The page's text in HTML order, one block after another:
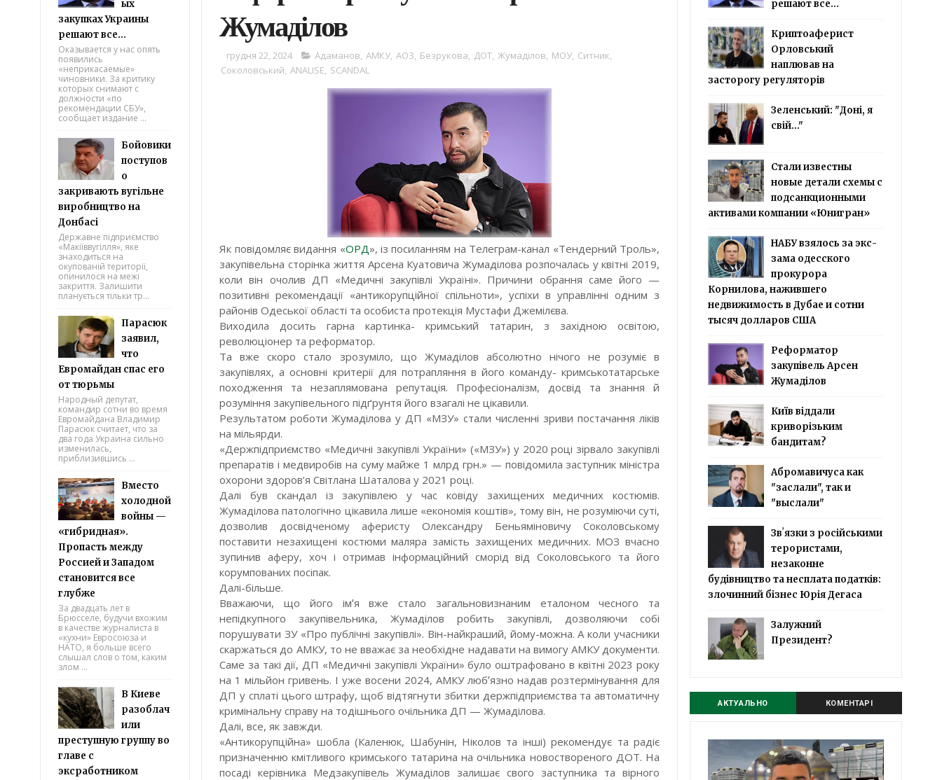
ых
закупках Украины
решают все...
Оказывается у нас опять
появились
«неприкасаемые»
чиновники. За критику
которых снимают с
должности «по
рекомендации СБУ»,
сообщает издание ...
Бойовики
поступов
о
закривають вугільне
виробництво на
Донбасі
Державне підприємство
«Макіїввугілля», яке
знаходиться на
окупованій території,
опинилося на межі
закриття. Залишити
планується тільки тр...
Парасюк
заявил,
что
Евромайдан спас его
от тюрьмы
Народный депутат,
командир сотни во время
Евромайдана Владимир
Парасюк считает, что за
два года Украина сильно
изменилась,
приблизившись ...
Вместо
холодной
войны —
«гибридная».
Пропасть между
Россией и Западом
становится все
глубже
За двадцать лет в
Брюсселе, будучи вхожим
в качестве журналиста в
«кухни» Евросоюза и
НАТО, я больше всего
слышал слов о том, каким
злом ...
В Киеве
разоблач
или
преступную группу во
главе с
эксработником
Жумаділов
грудня 22, 2024 Адаманов, АМКУ, АОЗ, Безрукова, ДОТ, Жумаділов, МОУ, Ситник,
Соколовський, ANALISE, SCANDAL
Як повідомляє видання «ОРД», із посиланням на Телеграм-канал «Тендерний Троль»,
закупівельна сторінка життя Арсена Куатовича Жумаділова розпочалась у квітні 2019,
коли він очолив ДП «Медичні закупівлі Україні». Причини обрання саме його —
позитивні рекомендації «антикорупційної спільноти», успіхи в управлінні одним з
районів Одеської області та особиста протекція Мустафи Джемілєва.
Виходила досить гарна картинка- кримський татарин, з західною освітою,
революціонер та реформатор.
Та вже скоро стало зрозуміло, що Жумаділов абсолютно нічого не розуміє в
закупівлях, а основні критерії для потрапляння в його команду- кримськотатарське
походження та незаплямована репутація. Професіоналізм, досвід та знання й
розуміння закупівельного підґрунтя його взагалі не цікавили.
Результатом роботи Жумаділова у ДП «МЗУ» стали численні зриви постачання ліків
на мільярди.
«Держпідприємство «Медичні закупівлі України» («МЗУ») у 2020 році зірвало закупівлі
препаратів і медвиробів на суму майже 1 млрд грн.» — повідомила заступник міністра
охорони здоров’я Світлана Шаталова у 2021 році.
Далі був скандал із закупівлею у час ковіду захищених медичних костюмів.
Жумаділова патологічно цікавила лише «економія коштів», тому він, не розуміючи суті,
дозволив досвідченому аферисту Олександру Беньяміновичу Соколовському
поставити незахищені костюми маляра замість захищених медичних. МОЗ вчасно
зупинив аферу, хоч і отримав інформаційний сморід від Соколовського та його
корумпованих посіпак.
Далі-більше.
Вважаючи, що його імʼя вже стало загальновизнаним еталоном чесного та
непідкупного закупівельника, Жумаділов робить закупівлі, дозволяючи собі
порушувати ЗУ «Про публічні закупівлі». Він-найкраший, йому-можна. А коли учасники
скаржаться до АМКУ, то не вважає за необхідне надавати на вимогу АМКУ документи.
Саме за такі дії, ДП «Медичні закупівлі України» було оштрафовано в квітні 2023 року
на 1 мільйон гривень. І уже восени 2024, АМКУ любʼязно надав розтермінування для
ДП у сплаті цього штрафу, щоб відтягнути збитки держпідприємства та автоматичну
кримінальну справу на тодішнього очільника ДП — Жумаділова.
Далі, все, як завжди.
«Антикорупційна» шобла (Каленюк, Шабунін, Ніколов та інші) рекомендує та радіє
призначенню кмітливого кримського татарина на очільника новоствореного ДОТ. На
посаді керівника Медзакупівель Жумаділов залишає свого заступника та вірного
решают все...
Криптоаферист
Орловський
наплював на
засторогу регуляторів
Зеленський: "Доні, я
свій..."
Стали известны
новые детали схемы с
подсанкционными
активами компании «Юнигран»
НАБУ взялось за экс-
зама одесского
прокурора
Корнилова, нажившего
недвижимость в Дубае и сотни
тысяч долларов США
Реформатор
закупівель Арсен
Жумаділов
Київ віддали
криворізьким
бандитам?
Абромавичуса как
"заслали", так и
"выслали"
Звʼязки з російськими
терористами,
незаконне
будівництво та несплата податків:
злочинний бізнес Юрія Дегаса
Залужний
Президент?
АКТУАЛЬНО КОМЕНТАРІ